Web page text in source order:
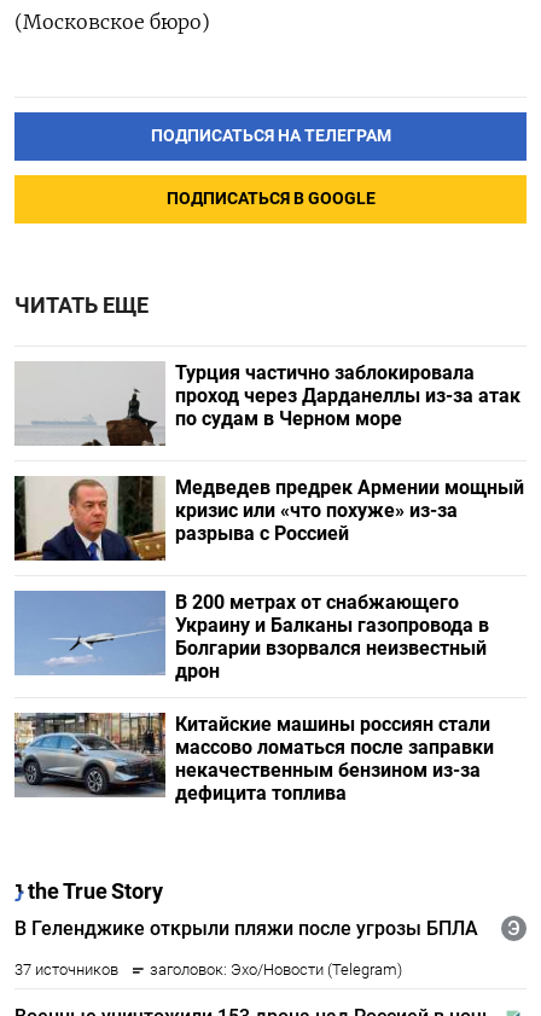
(Московское бюро)
ПОДПИСАТЬСЯ НА ТЕЛЕГРАМ
ПОДПИСАТЬСЯ В GOOGLE
ЧИТАТЬ ЕЩЕ
Турция частично заблокировала
проход через Дарданеллы из-за атак
по судам в Черном море
Медведев предрек Армении мощный
кризис или «что похуже» из-за
разрыва с Россией
В 200 метрах от снабжающего
Украину и Балканы газопровода в
Болгарии взорвался неизвестный
дрон
Китайские машины россиян стали
массово ломаться после заправки
некачественным бензином из-за
дефицита топлива